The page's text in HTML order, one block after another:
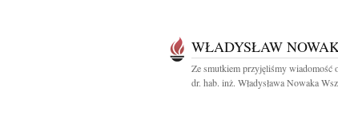
WŁADYSŁAW
Ze smutkiem przyjęliśmy wiadomość
dr. hab. inż. Władysława Nowaka